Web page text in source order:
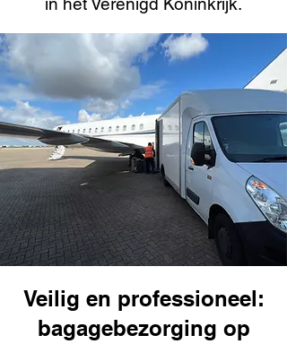
Veilig en professioneel:
bagagebezorging op